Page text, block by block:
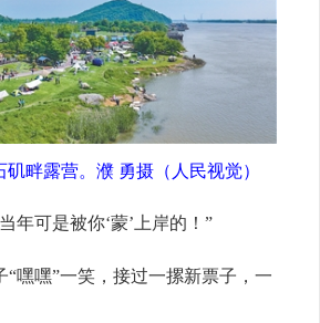
矶畔露营。濮 勇摄（人民视觉）
可是被你‘蒙’上岸的！”
嘿”一笑，接过一摞新票子，一